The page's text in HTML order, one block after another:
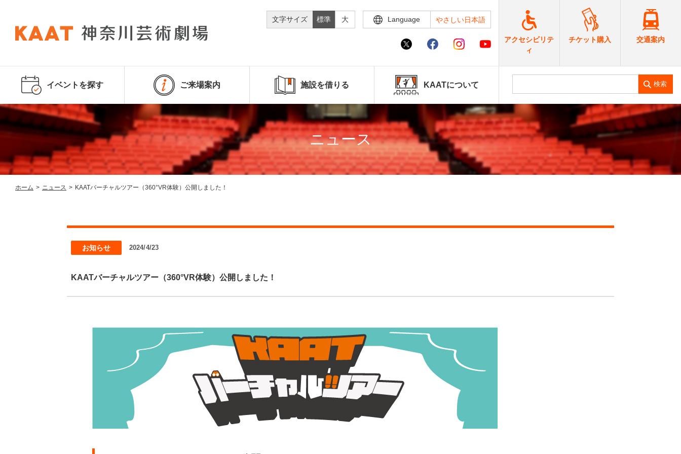
文字サイズ 標準 大 Language やさしい日本語
アクセシビリテ
ィ
チケット購入 交通案内
イベントを探す ご来場案内 施設を借りる KAATについて 検索
ニュース
ホーム > ニュース > KAATバーチャルツアー（360°VR体験）公開しました！
お知らせ 2024/4/23
KAATバーチャルツアー（360°VR体験）公開しました！